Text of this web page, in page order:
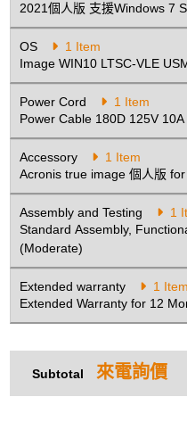
2021個人版 支援Windows 7
OS
1 Item
Image WIN10 LTSC-VLE
Power Cord
1 Item
Power Cable 180D 125V
Accessory
1 Item
Acronis true image 個人版
Assembly and Testing
1
Standard Assembly,
(Moderate)
Extended warranty
1 Item
Extended Warranty for 12
Subtotal 來電詢價